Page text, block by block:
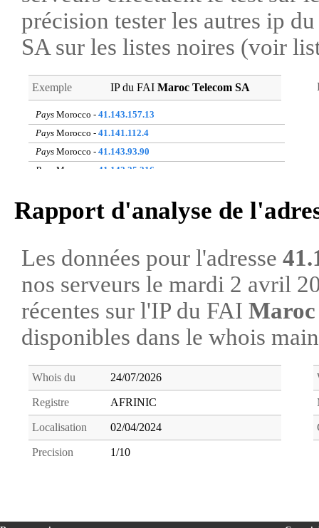
précision tester les autres ip
SA sur les listes noires (voir
Exemple IP du FAI Maroc Telecom SA
Pays Morocco - 41.143.157.13
Pays Morocco - 41.141.112.4
Pays Morocco - 41.143.93.90
Pays Morocco -
41.142.25.216
PaysMorocco -105.157.186.24
Pays
Morocco -
Pays
Morocco -41.140.69.252
Pays
Morocco -41.140.41.224
Rapport d'analyse de
Les données pour l'adresse
nos serveurs le mardi 2 avril
récentes sur l'IP du FAI Maroc
disponibles dans le whois
Whois du 24/07/2026
Registre AFRINIC
Localisation 02/04/2024
Precision 1/10